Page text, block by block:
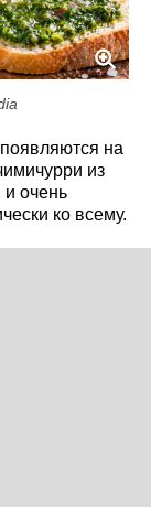
на
из
очень
ко всему.